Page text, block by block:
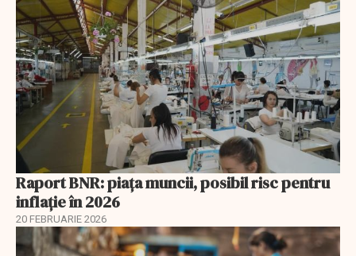
Raport BNR: piața muncii, posibil risc pentru
inflație în 2026
20 FEBRUARIE 2026